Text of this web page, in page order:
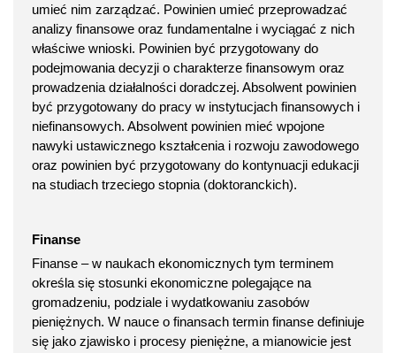
umieć nim zarządzać. Powinien umieć przeprowadzać
analizy finansowe oraz fundamentalne i wyciągać z nich
właściwe wnioski. Powinien być przygotowany do
podejmowania decyzji o charakterze finansowym oraz
prowadzenia działalności doradczej. Absolwent powinien
być przygotowany do pracy w instytucjach finansowych i
niefinansowych. Absolwent powinien mieć wpojone
nawyki ustawicznego kształcenia i rozwoju zawodowego
oraz powinien być przygotowany do kontynuacji edukacji
na studiach trzeciego stopnia (doktoranckich).
Finanse
Finanse – w naukach ekonomicznych tym terminem
określa się stosunki ekonomiczne polegające na
gromadzeniu, podziale i wydatkowaniu zasobów
pieniężnych. W nauce o finansach termin finanse definiuje
się jako zjawisko i procesy pieniężne, a mianowicie jest